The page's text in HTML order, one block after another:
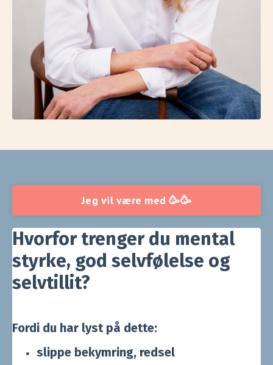
Jeg vil være med 🥳🥳
Hvorfor trenger du mental
styrke, god selvfølelse og
selvtillit?
Fordi du har lyst på dette:
slippe bekymring, redsel